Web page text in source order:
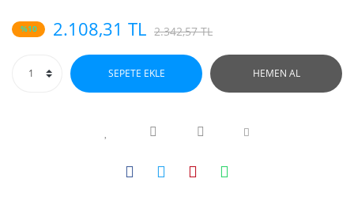
%10 2.108,31 TL 2.342,57 TL
SEPETE EKLE HEMEN AL